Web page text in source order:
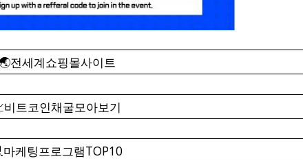
🌏전세계쇼핑몰사이트
비트코인채굴모아보기
마케팅프로그램TOP10